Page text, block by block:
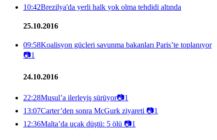
10:42Brezilya'da yerli halk yok olma tehdidi altında
25.10.2016
09:58Koalisyon güçleri savunma bakanları Paris’te toplanıyor
📷1
24.10.2016
22:28Musul’a ilerleyiş sürüyor📷1
13:07Carter’den sonra McGurk ziyareti 📷1
12:36Malta’da uçak düştü: 5 ölü 📷1